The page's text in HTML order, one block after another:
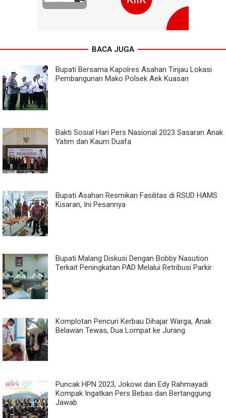
BACA JUGA
Bupati Bersama Kapolres Asahan Tinjau Lokasi
Pembangunan Mako Polsek Aek Kuasan
Bakti Sosial Hari Pers Nasional 2023 Sasaran Anak
Yatim dan Kaum Duafa
Bupati Asahan Resmikan Fasilitas di RSUD HAMS
Kisaran, Ini Pesannya
Bupati Malang Diskusi Dengan Bobby Nasution
Terkait Peningkatan PAD Melalui Retribusi Parkir
Komplotan Pencuri Kerbau Dihajar Warga, Anak
Belawan Tewas, Dua Lompat ke Jurang
Puncak HPN 2023, Jokowi dan Edy Rahmayadi
Kompak Ingatkan Pers Bebas dan Bertanggung
Jawab